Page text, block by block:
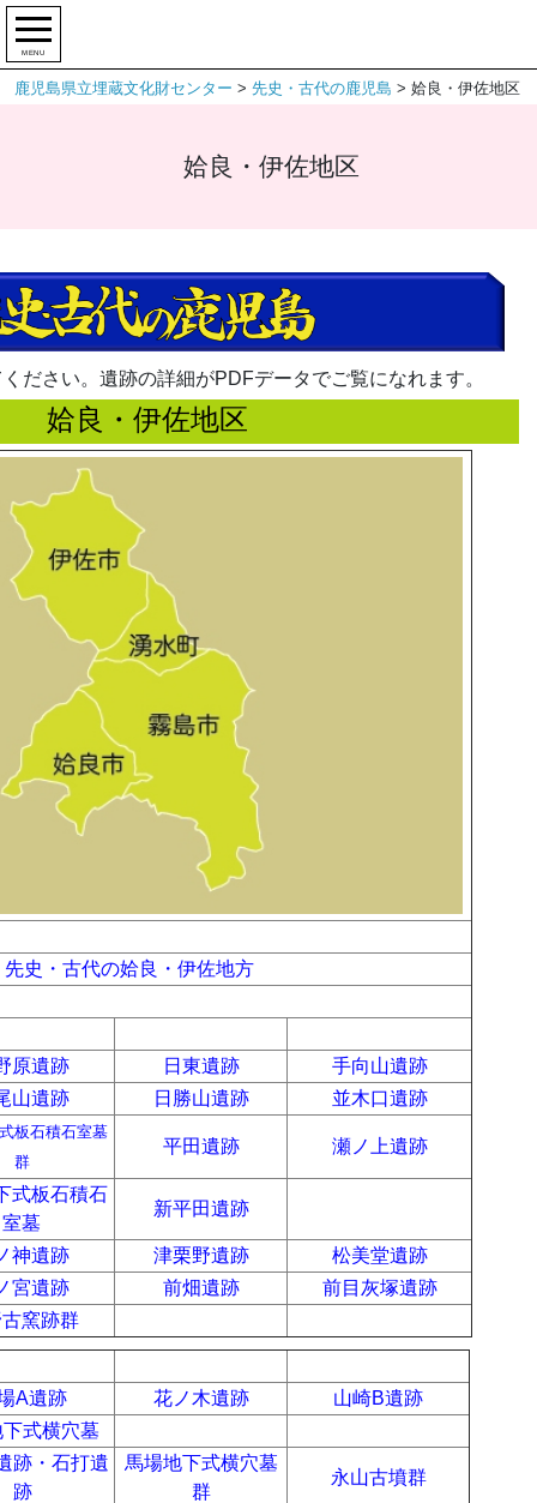
MENU
鹿児島県立埋蔵文化財センター > 先史・古代の鹿児島 > 姶良・伊佐地区
姶良・伊佐地区
ださい。遺跡の詳細がPDFデータでご覧になれます。
姶良・伊佐地区
先史・古代の姶良・伊佐地方
原遺跡
日東遺跡
手向山遺跡
山遺跡
日勝山遺跡 並木口遺跡
板石積石室墓
群
平田遺跡 瀬ノ上遺跡
式板石積石
室墓
新平田遺跡
神遺跡 津栗野遺跡
松美堂遺跡
宮遺跡
前畑遺跡
前目灰塚遺跡
窯跡群
A遺跡
花ノ木遺跡
山崎B遺跡
式横穴墓
跡・石打遺
跡
馬場地下式横穴墓
群
永山古墳群